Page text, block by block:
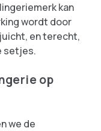
kan
wordt door
en terecht,
setjes.
op
we de